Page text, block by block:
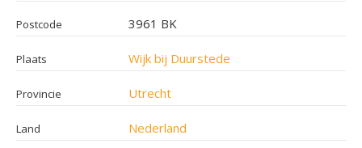
Postcode 3961 BK
Plaats Wijk bij Duurstede
Provincie Utrecht
Land Nederland